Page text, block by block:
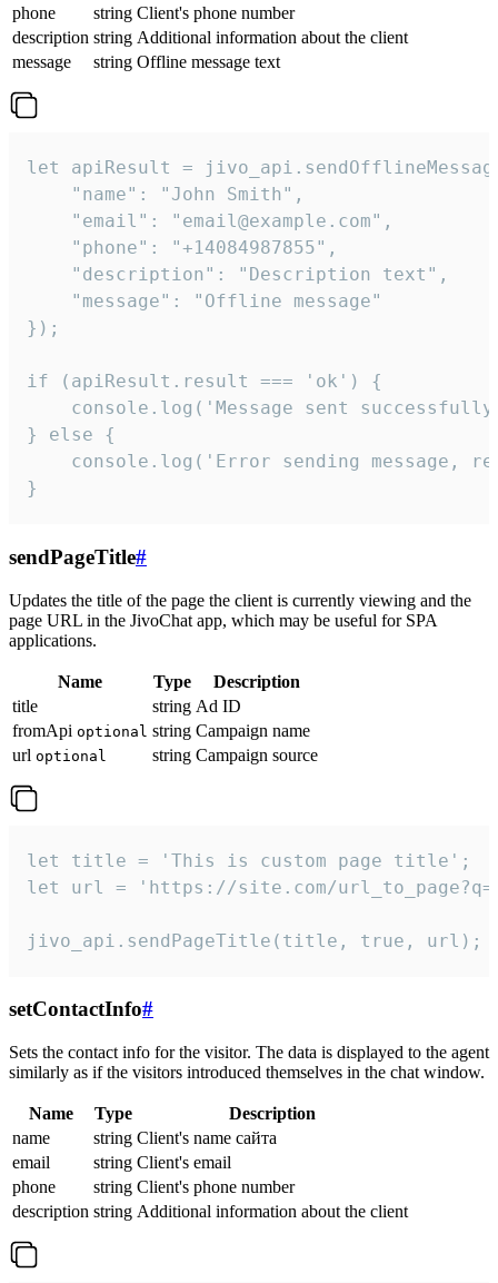
phone
string Client's phone number
description string Additional information about the client
message
string Offline message text
let apiResult =
    "name": "John Smith",
    "email": "email@example.com",
    "phone": "+14084987855",
    "description": "Description text",
    "message": "Offline message"
});
if (apiResult.result === 'ok') {
console.log('Message sent
} else {
console.log('Error sending message,
}
sendPageTitle#
Updates the title of the page the client is currently viewing and the
page URL in the JivoChat app, which may be useful for SPA
applications.
Name Type
Description
title
string Ad ID
fromApi optional string Campaign name
url optional string Campaign source
let title = 'This is custom page title';
let url = 'https://site.com/
jivo_api.sendPageTitle(title, true, url);
setContactInfo#
Sets the contact info for the visitor. The data is displayed to the agent
similarly as if the visitors introduced themselves in the chat window.
Name Type
Description
name
string Client's name сайта
email
string Client's email
phone
string Client's phone number
description string Additional information about the client